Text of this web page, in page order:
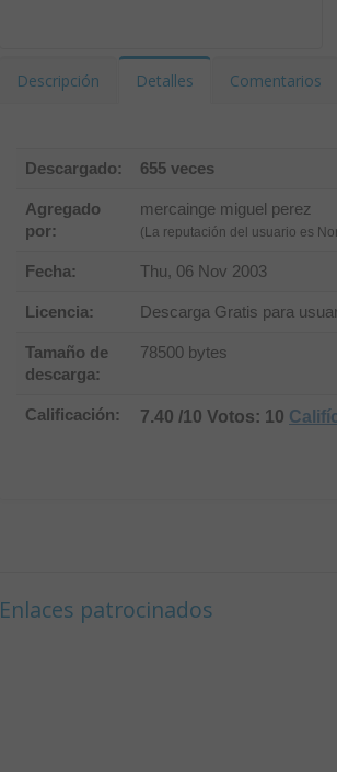
Descripción
Detalles Comentarios
Descargado: 655 veces
Agregado
por:
mercainge miguel perez
(La reputación del usuario es
Fecha: Thu, 06 Nov 2003
Licencia: Descarga Gratis para
Tamaño de
descarga:
78500 bytes
Calificación: 7.40 /10 Votos: 10
Enlaces patrocinados